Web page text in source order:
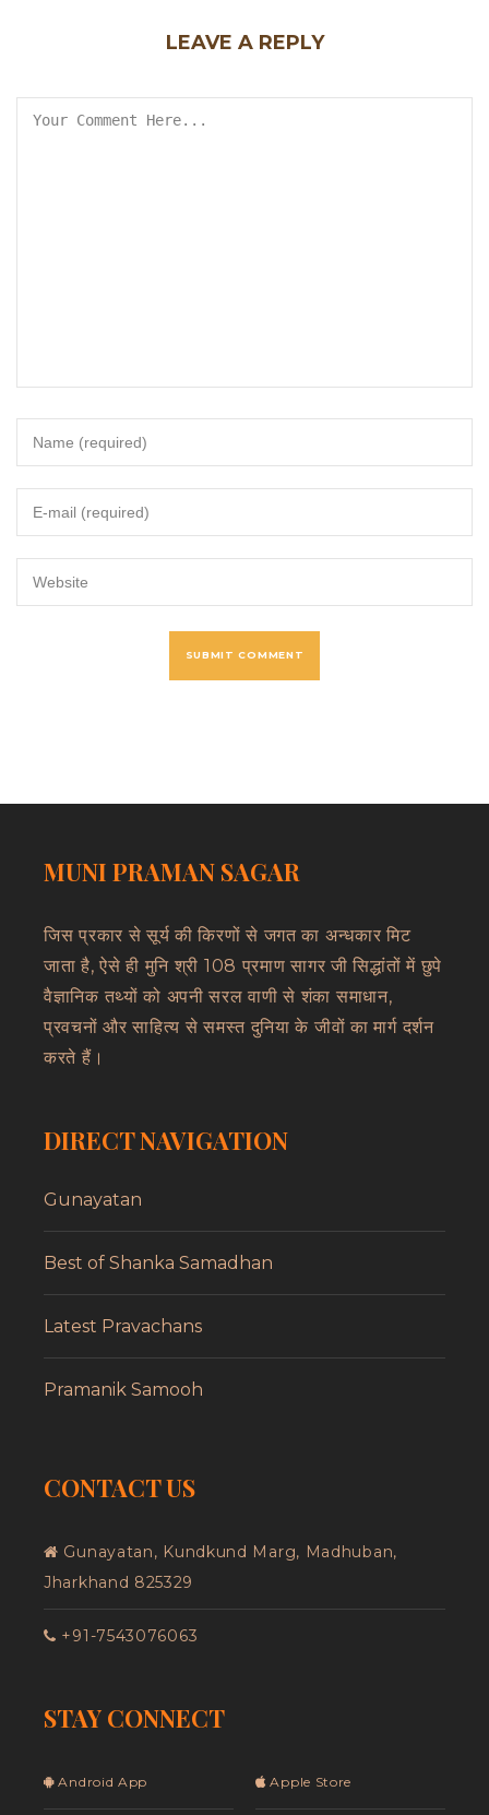
LEAVE A REPLY
MUNI PRAMAN SAGAR
जिस प्रकार से सूर्य की किरणों से जगत का अन्धकार मिट
जाता है, ऐसे ही मुनि श्री 108 प्रमाण सागर जी सिद्धांतों में छुपे
वैज्ञानिक तथ्यों को अपनी सरल वाणी से शंका समाधान,
प्रवचनों और साहित्य से समस्त दुनिया के जीवों का मार्ग दर्शन
करते हैं।
DIRECT NAVIGATION
Gunayatan
Best of Shanka Samadhan
Latest Pravachans
Pramanik Samooh
CONTACT US
Gunayatan, Kundkund Marg, Madhuban,
Jharkhand 825329
+91-7543076063
STAY CONNECT
Android App Apple Store